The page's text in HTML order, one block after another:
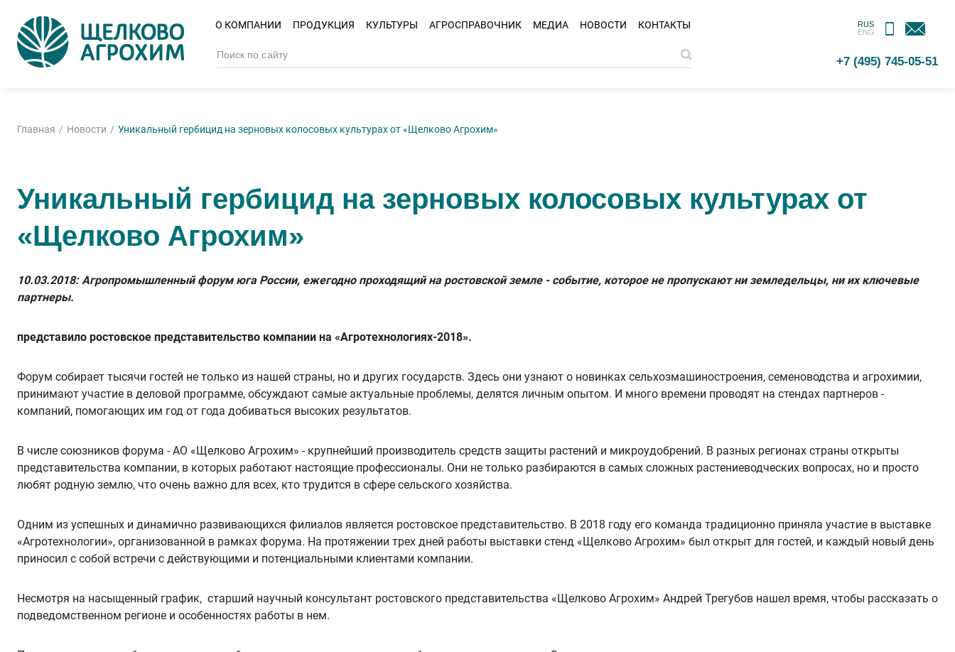
О КОМПАНИИ ПРОДУКЦИЯ КУЛЬТУРЫ АГРОСПРАВОЧНИК МЕДИА НОВОСТИ КОНТАКТЫ
RUS
ENG
МОБИЛЬНОЕ
ПРИЛОЖЕНИЕ
ОБРАТНАЯ
СВЯЗЬ
+7 (495) 745-05-51
Главная Новости Уникальный гербицид на зерновых колосовых культурах от «Щелково Агрохим»
Уникальный гербицид на зерновых колосовых культурах от
«Щелково Агрохим»
10.03.2018: Агропромышленный форум юга России, ежегодно проходящий на ростовской земле - событие, которое не пропускают ни земледельцы, ни их ключевые
партнеры.
представило ростовское представительство компании на «Агротехнологиях-2018».
Форум собирает тысячи гостей не только из нашей страны, но и других государств. Здесь они узнают о новинках сельхозмашиностроения, семеноводства и агрохимии,
принимают участие в деловой программе, обсуждают самые актуальные проблемы, делятся личным опытом. И много времени проводят на стендах партнеров -
компаний, помогающих им год от года добиваться высоких результатов.
В числе союзников форума - АО «Щелково Агрохим» - крупнейший производитель средств защиты растений и микроудобрений. В разных регионах страны открыты
представительства компании, в которых работают настоящие профессионалы. Они не только разбираются в самых сложных растениеводческих вопросах, но и просто
любят родную землю, что очень важно для всех, кто трудится в сфере сельского хозяйства.
Одним из успешных и динамично развивающихся филиалов является ростовское представительство. В 2018 году его команда традиционно приняла участие в выставке
«Агротехнологии», организованной в рамках форума. На протяжении трех дней работы выставки стенд «Щелково Агрохим» был открыт для гостей, и каждый новый день
приносил с собой встречи с действующими и потенциальными клиентами компании.
Несмотря на насыщенный график, старший научный консультант ростовского представительства «Щелково Агрохим» Андрей Трегубов нашел время, чтобы рассказать о
подведомственном регионе и особенностях работы в нем.